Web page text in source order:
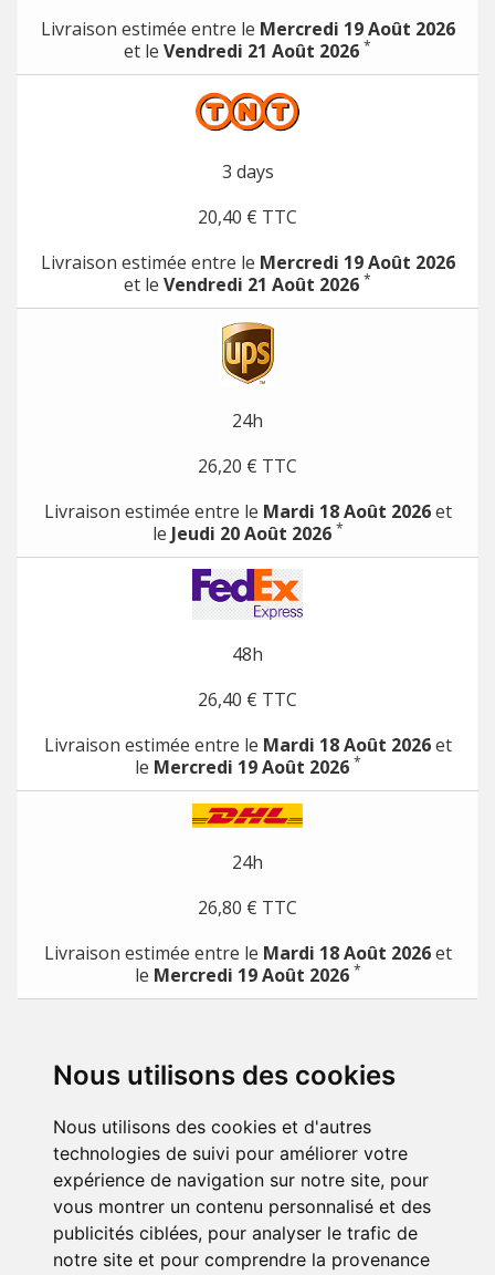
Nous utilisons des cookies
Nous utilisons des cookies et d'autres
technologies de suivi pour améliorer votre
expérience de navigation sur notre site, pour
vous montrer un contenu personnalisé et des
publicités ciblées, pour analyser le trafic de
notre site et pour comprendre la provenance
Livraison estimée entre le Mercredi 19 Août 2026
et le Vendredi 21 Août 2026 *
3 days
20,40 € TTC
Livraison estimée entre le Mercredi 19 Août 2026
et le Vendredi 21 Août 2026 *
24h
26,20 € TTC
Livraison estimée entre le Mardi 18 Août 2026et
le Jeudi 20 Août 2026 *
48h
26,40 € TTC
Livraison estimée entre le Mardi 18 Août 2026et
le Mercredi 19 Août 2026 *
24h
26,80 € TTC
Livraison estimée entre le Mardi 18 Août 2026et
le Mercredi 19 Août 2026 *
PRODUITS
NOTRE SOCIÉTÉ
VOTRE COMPTE
STORE INFORMATION